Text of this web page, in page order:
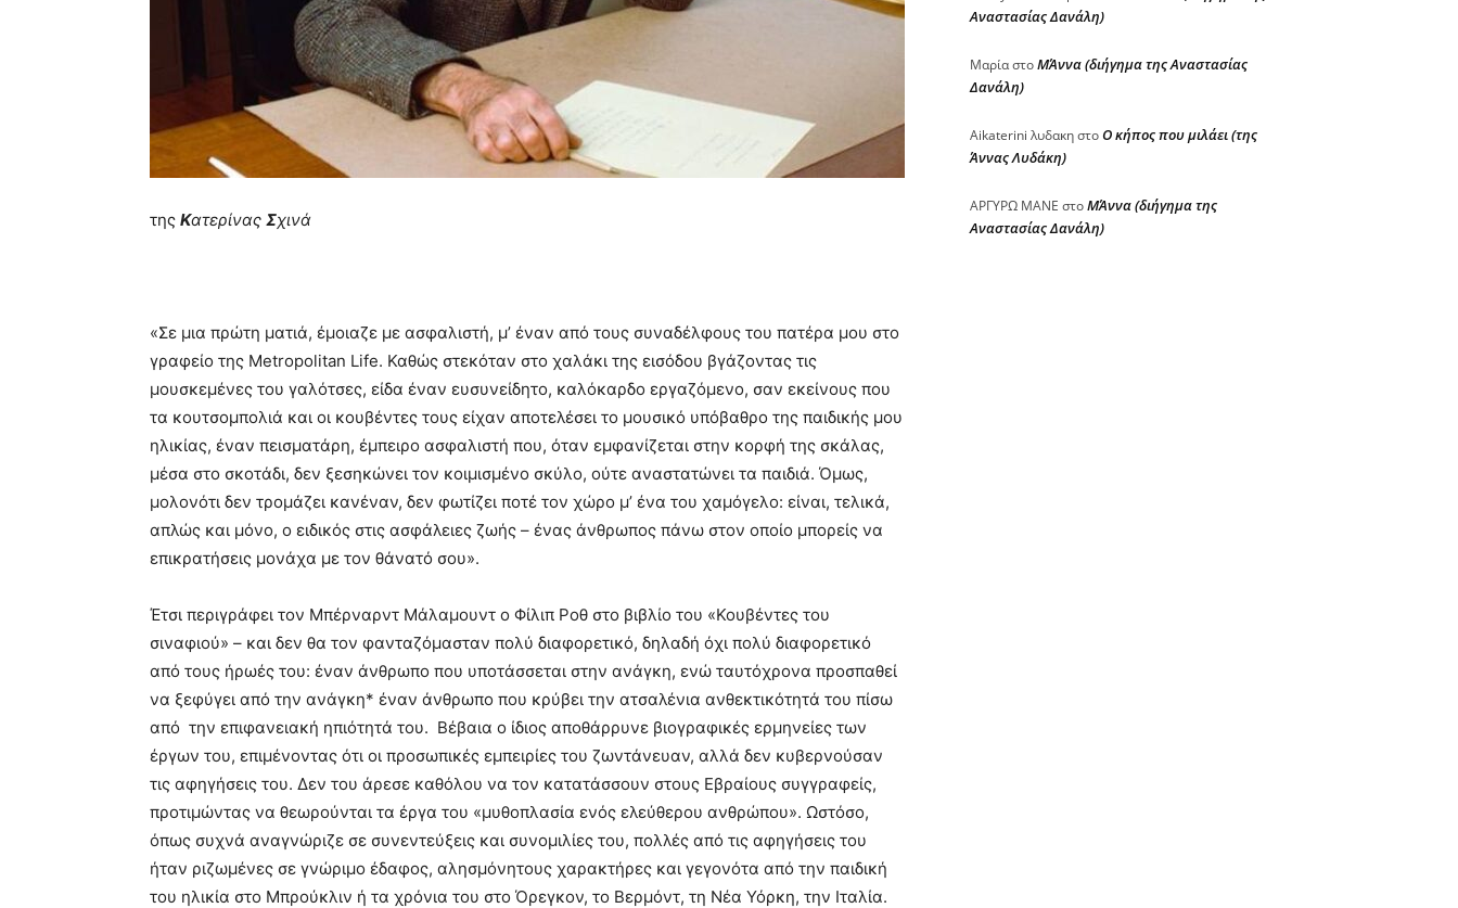
ΚΑΙ
ΤΕΧΝΕΣ
της Κατερίνας Σχινά
«Σε μια πρώτη ματιά, έμοιαζε με ασφαλιστή, μ’ έναν από τους συναδέλφους του πατέρα μου στο
γραφείο της Metropolitan Life. Καθώς στεκόταν στο χαλάκι της εισόδου βγάζοντας τις
μουσκεμένες του γαλότσες, είδα έναν ευσυνείδητο, καλόκαρδο εργαζόμενο, σαν εκείνους που
τα κουτσομπολιά και οι κουβέντες τους είχαν αποτελέσει το μουσικό υπόβαθρο της παιδικής μου
ηλικίας, έναν πεισματάρη, έμπειρο ασφαλιστή που, όταν εμφανίζεται στην κορφή της σκάλας,
μέσα στο σκοτάδι, δεν ξεσηκώνει τον κοιμισμένο σκύλο, ούτε αναστατώνει τα παιδιά. Όμως,
μολονότι δεν τρομάζει κανέναν, δεν φωτίζει ποτέ τον χώρο μ’ ένα του χαμόγελο: είναι, τελικά,
απλώς και μόνο, ο ειδικός στις ασφάλειες ζωής – ένας άνθρωπος πάνω στον οποίο μπορείς να
επικρατήσεις μονάχα με τον θάνατό σου».
Έτσι περιγράφει τον Μπέρναρντ Μάλαμουντ ο Φίλιπ Ροθ στο βιβλίο του «Κουβέντες του
σιναφιού» – και δεν θα τον φανταζόμασταν πολύ διαφορετικό, δηλαδή όχι πολύ διαφορετικό
από τους ήρωές του: έναν άνθρωπο που υποτάσσεται στην ανάγκη, ενώ ταυτόχρονα προσπαθεί
να ξεφύγει από την ανάγκη* έναν άνθρωπο που κρύβει την ατσαλένια ανθεκτικότητά του πίσω
από την επιφανειακή ηπιότητά του. Βέβαια ο ίδιος αποθάρρυνε βιογραφικές ερμηνείες των
έργων του, επιμένοντας ότι οι προσωπικές εμπειρίες του ζωντάνευαν, αλλά δεν κυβερνούσαν
τις αφηγήσεις του. Δεν του άρεσε καθόλου να τον κατατάσσουν στους Εβραίους συγγραφείς,
προτιμώντας να θεωρούνται τα έργα του «μυθοπλασία ενός ελεύθερου ανθρώπου». Ωστόσο,
όπως συχνά αναγνώριζε σε συνεντεύξεις και συνομιλίες του, πολλές από τις αφηγήσεις του
ήταν ριζωμένες σε γνώριμο έδαφος, αλησμόνητους χαρακτήρες και γεγονότα από την παιδική
του ηλικία στο Μπρούκλιν ή τα χρόνια του στο Όρεγκον, το Βερμόντ, τη Νέα Υόρκη, την Ιταλία.
Αναστασίας Δανάλη)
ΜαρίαστοΜΆννα (διήγημα της Αναστασίας
Δανάλη)
Aikaterini λυδακηστοΟ κήπος που μιλάει (της
Άννας Λυδάκη)
ΑΡΓΥΡΩ ΜΑΝΕ στοΜΆννα (διήγημα της
Αναστασίας Δανάλη)